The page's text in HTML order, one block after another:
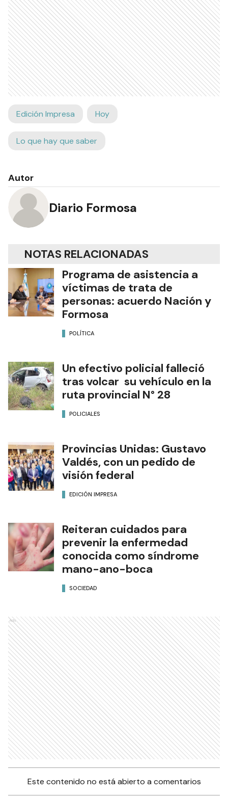
Edición Impresa Hoy
Lo que hay que saber
Autor
Diario Formosa
NOTAS RELACIONADAS
Programa de asistencia a
víctimas de trata de
personas: acuerdo Nación y
Formosa
POLÍTICA
Un efectivo policial falleció
tras volcar su vehículo en la
ruta provincial N° 28
POLICIALES
Provincias Unidas: Gustavo
Valdés, con un pedido de
visión federal
EDICIÓN IMPRESA
Reiteran cuidados para
prevenir la enfermedad
conocida como síndrome
mano-ano-boca
SOCIEDAD
Ads
Este contenido no está abierto a comentarios